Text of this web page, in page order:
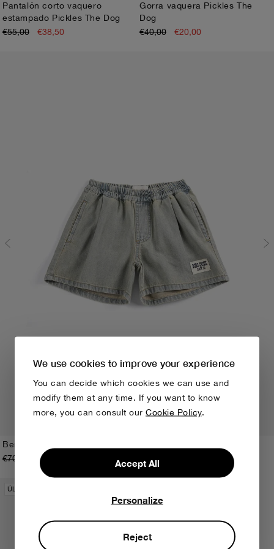
We use cookies to improve your experience
You can decide which cookies we can use and
modify them at any time. If you want to know
more, you can consult our Cookie Policy.
Accept All
Personalize
Reject
2-3A4-5A6-7A8-9A10-11A 12-13A
Pantalón corto vaquero
estampado Pickles The Dog
€55,00
€38,50
Gorra vaquera Pickles The
Dog
€40,00
€20,00
6-7A 10-11A
Bermudas vaqueras Bobo Choses Since 09
€70,00
€49,00
ÚLTIMAS UNIDADES